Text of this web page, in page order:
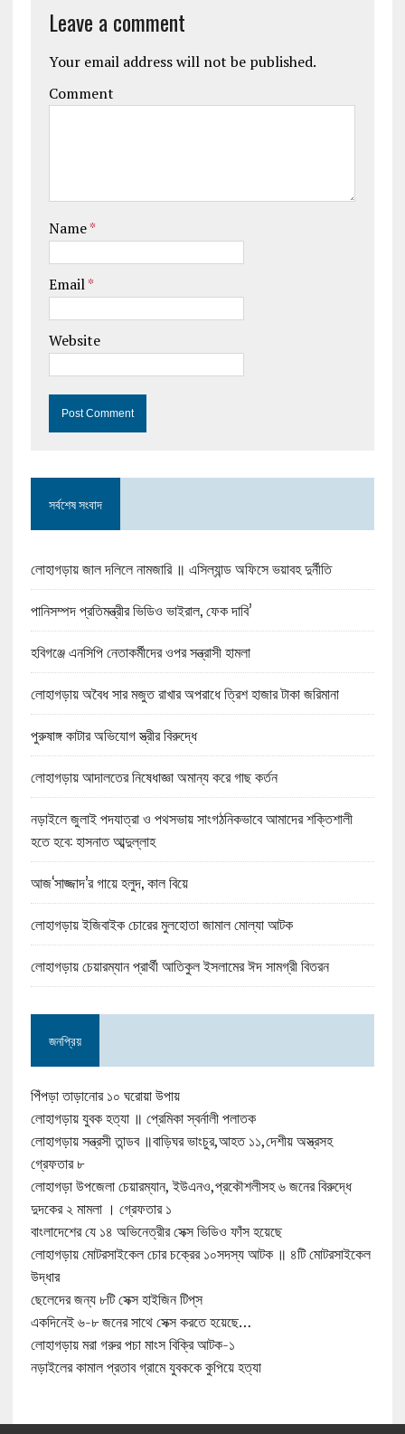
Leave a comment
Your email address will not be published.
Comment
Name*
Email*
Website
সর্বশেষ সংবাদ
লোহাগড়ায় জাল দলিলে নামজারি ॥ এসিল্যান্ড অফিসে ভয়াবহ দুর্নীতি
পানিসম্পদ প্রতিমন্ত্রীর ভিডিও ভাইরাল, ফেক দাবি’
হবিগঞ্জে এনসিপি নেতাকর্মীদের ওপর সন্ত্রাসী হামলা
লোহাগড়ায় অবৈধ সার মজুত রাখার অপরাধে ত্রিশ হাজার টাকা জরিমানা
পুরুষাঙ্গ কাটার অভিযোগ স্ত্রীর বিরুদ্ধে
লোহাগড়ায় আদালতের নিষেধাজ্ঞা অমান্য করে গাছ কর্তন
নড়াইলে জুলাই পদযাত্রা ও পথসভায় সাংগঠনিকভাবে আমাদের শক্তিশালী
হতে হবে: হাসনাত আব্দুল্লাহ
আজ‘সাজ্জাদ’র গায়ে হলুদ, কাল বিয়ে
লোহাগড়ায় ইজিবাইক চোরের মুলহোতা জামাল মোল্যা আটক
লোহাগড়ায় চেয়ারম্যান প্রার্থী আতিকুল ইসলামের ঈদ সামগ্রী বিতরন
জনপ্রিয়
পিঁপড়া তাড়ানোর ১০ ঘরোয়া উপায়
লোহাগড়ায় যুবক হত্যা ॥ প্রেমিকা স্বর্নালী পলাতক
লোহাগড়ায় সন্ত্রসী তান্ডব ॥বাড়িঘর ভাংচুর,আহত ১১,দেশীয় অস্ত্রসহ
গ্রেফতার ৮
লোহাগড়া উপজেলা চেয়ারম্যান, ইউএনও,প্রকৌশলীসহ ৬ জনের বিরুদ্ধে
দুদকের ২ মামলা । গ্রেফতার ১
বাংলাদেশের যে ১৪ অভিনেত্রীর সেক্স ভিডিও ফাঁস হয়েছে
লোহাগড়ায় মোটরসাইকেল চোর চক্রের ১০সদস্য আটক ॥ ৪টি মোটরসাইকেল
উদ্ধার
ছেলেদের জন্য ৮টি সেক্স হাইজিন টিপ্‌স
একদিনেই ৬-৮ জনের সাথে সেক্স করতে হয়েছে…
লোহাগড়ায় মরা গরুর পচা মাংস বিক্রি আটক-১
নড়াইলের কামাল প্রতাব গ্রামে যুবককে কুপিয়ে হত্যা